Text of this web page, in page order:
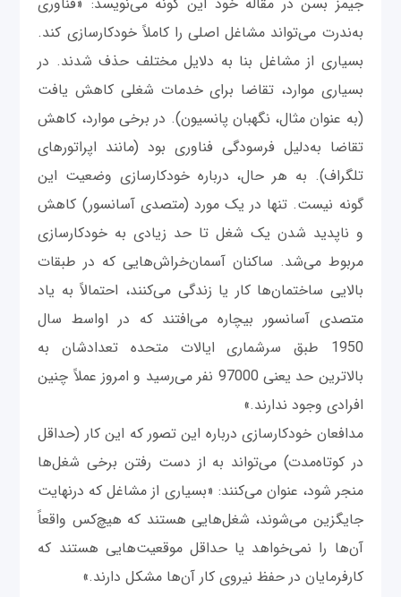
به‌ندرت می‌تواند مشاغل اصلی را کاملاً خودکارسازی کند.
‌بسیاری از مشاغل بنا به دلایل مختلف حذف شدند. در
بسیاری موارد، تقاضا برای خدمات شغلی کاهش یافت
(به عنوان مثال، نگهبان پانسیون). در برخی موارد، کاهش
تقاضا به‌دلیل فرسودگی فناوری بود (مانند اپراتورهای
تلگراف). به هر حال، درباره خودکارسازی وضعیت این
گونه نیست. تنها در یک مورد (متصدی آسانسور) کاهش
و ناپدید شدن یک شغل تا حد زیادی به خودکارسازی
مربوط می‌شد. ساکنان آسمان‌خراش‌هایی که در طبقات
بالایی ساختمان‌ها کار یا زندگی می‌کنند، احتمالاً به یاد
متصدی آسانسور بیچاره می‌افتند که در اواسط سال
1950 طبق سرشماری ایالات متحده تعدادشان به
بالاترین حد یعنی 97000 نفر می‌رسید و امروز عملاً چنین
افرادی وجود ندارند.»
مدافعان خودکارسازی درباره این تصور که این کار (حداقل
در کوتاه‌مدت) می‌تواند به از دست رفتن برخی شغل‌ها
منجر شود، عنوان می‌کنند: «بسیاری از مشاغل که درنهایت
جایگزین می‌شوند، شغل‌هایی هستند که هیچ‌کس واقعاً
آن‌ها را نمی‌خواهد یا حداقل موقعیت‌هایی هستند که
کارفرمایان در حفظ نیروی کار آن‌ها مشکل دارند.»